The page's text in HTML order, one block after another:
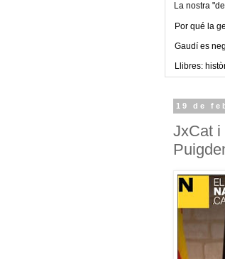
La nostra
Por qué la
Gaudí es
Llibres:
19 de
JxCat i